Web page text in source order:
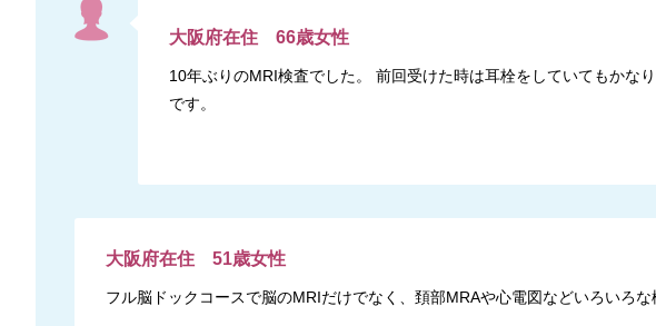
大阪府在住 66歳女性
10年ぶりのMRI検査でした。 前回受けた時は耳栓をしていてもかな
です。
大阪府在住 51歳女性
フル脳ドックコースで脳のMRIだけでなく、頚部MRAや心電図などいろいろな